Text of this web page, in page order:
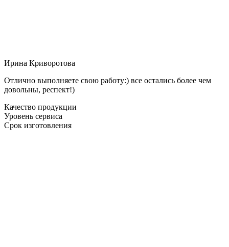
Ирина Криворотова
Отлично выполняете свою работу:) все остались более чем
довольны, респект!)
Качество продукции
Уровень сервиса
Срок изготовления